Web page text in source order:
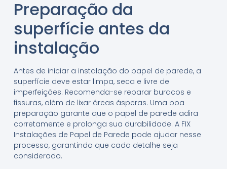
Preparação da
superfície antes da
instalação
Antes de iniciar a instalação do papel de parede, a
superfície deve estar limpa, seca e livre de
imperfeições. Recomenda-se reparar buracos e
fissuras, além de lixar áreas ásperas. Uma boa
preparação garante que o papel de parede adira
corretamente e prolonga sua durabilidade. A FIX
Instalações de Papel de Parede pode ajudar nesse
processo, garantindo que cada detalhe seja
considerado.